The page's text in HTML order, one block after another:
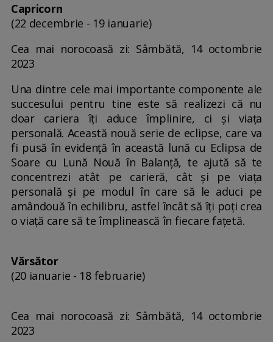
Capricorn
(22 decembrie - 19 ianuarie)
Cea mai norocoasă zi: Sâmbătă, 14 octombrie
2023
Una dintre cele mai importante componente ale
succesului pentru tine este să realizezi că nu
doar cariera îți aduce împlinire, ci și viața
personală. Această nouă serie de eclipse, care va
fi pusă în evidență în această lună cu Eclipsa de
Soare cu Lună Nouă în Balanță, te ajută să te
concentrezi atât pe carieră, cât și pe viața
personală și pe modul în care să le aduci pe
amândouă în echilibru, astfel încât să îți poți crea
o viață care să te împlinească în fiecare fațetă.
Vărsător
(20 ianuarie - 18 februarie)
Cea mai norocoasă zi: Sâmbătă, 14 octombrie
2023